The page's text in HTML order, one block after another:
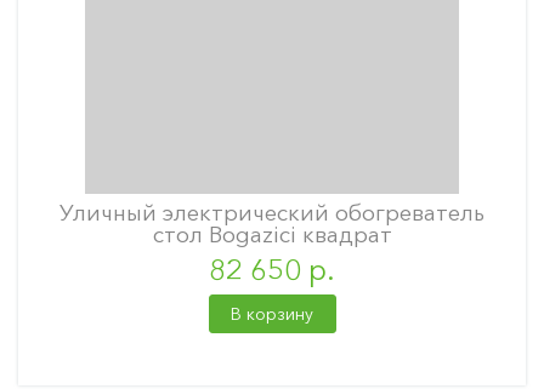
Уличный электрический обогреватель
стол Bogazici квадрат
82 650 р.
В корзину